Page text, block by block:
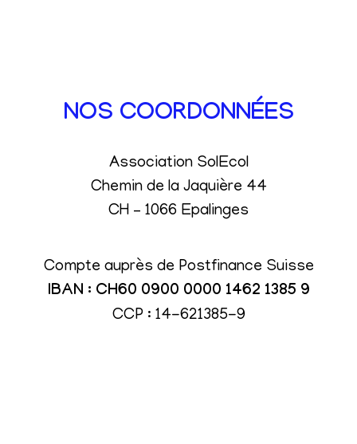
NOS COORDONNÉES
Association SolEcol
Chemin de la Jaquière 44
CH – 1066 Epalinges
Compte auprès de Postfinance Suisse
IBAN : CH60 0900 0000 1462 1385 9
CCP : 14-621385-9